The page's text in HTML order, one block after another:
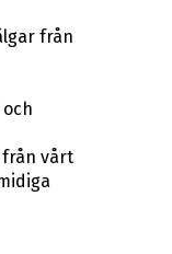
från
vårt